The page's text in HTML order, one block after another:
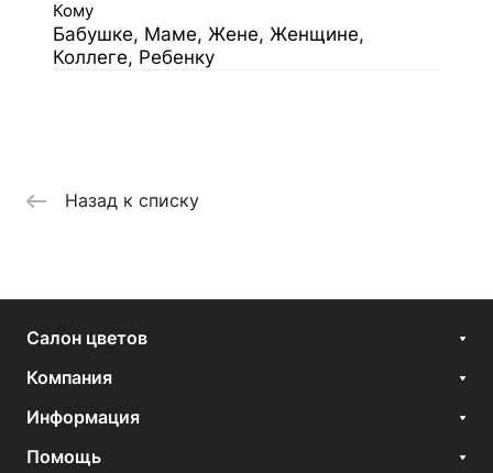
Кому
Бабушке, Маме, Жене, Женщине,
Коллеге, Ребенку
Назад к списку
Салон цветов
Компания
Информация
Помощь